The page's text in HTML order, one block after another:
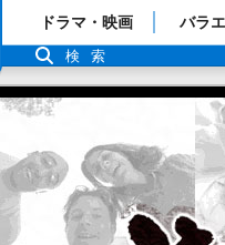
「TBSテレビ」トップページ
番組表
ドラマ・映画 バラ
検索